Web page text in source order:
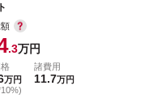
.3万円
万円
諸費用
11.7万円